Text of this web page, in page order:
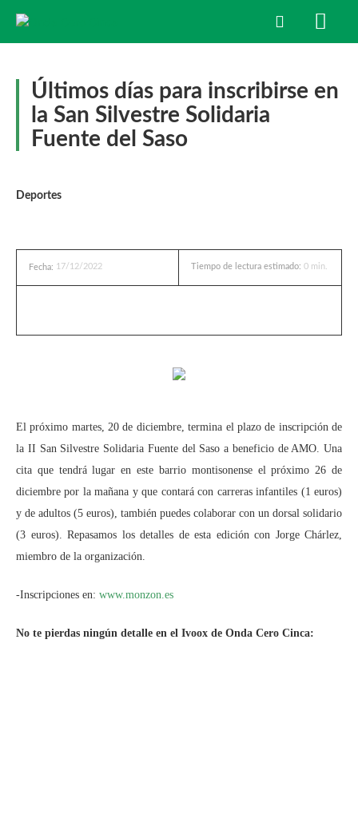
Últimos días para inscribirse en
la San Silvestre Solidaria
Fuente del Saso
Deportes
Fecha: 17/12/2022 Tiempo de lectura estimado: 0 min.
El próximo martes, 20 de diciembre, termina el plazo de inscripción de
la II San Silvestre Solidaria Fuente del Saso a beneficio de AMO. Una
cita que tendrá lugar en este barrio montisonense el próximo 26 de
diciembre por la mañana y que contará con carreras infantiles (1 euros)
y de adultos (5 euros), también puedes colaborar con un dorsal solidario
(3 euros). Repasamos los detalles de esta edición con Jorge Chárlez,
miembro de la organización.
-Inscripciones en: www.monzon.es
No te pierdas ningún detalle en el Ivoox de Onda Cero Cinca: